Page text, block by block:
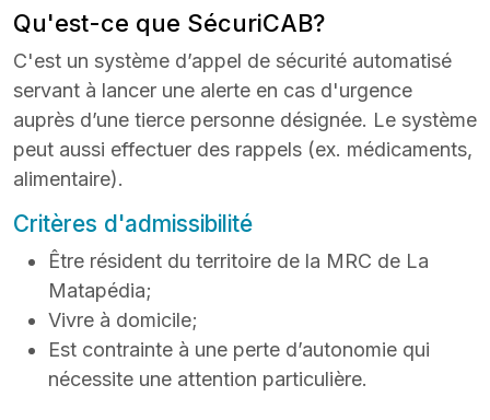
Qu'est-ce que SécuriCAB?
C'est un système d’appel de sécurité automatisé
servant à lancer une alerte en cas d'urgence
auprès d’une tierce personne désignée. Le système
peut aussi effectuer des rappels (ex. médicaments,
alimentaire).
Critères d'admissibilité
Être résident du territoire de la MRC de La
Matapédia;
Vivre à domicile;
Est contrainte à une perte d’autonomie qui
nécessite une attention particulière.